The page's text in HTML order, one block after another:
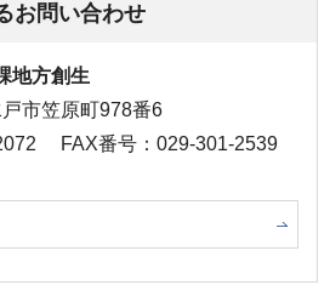
お問い合わせ
地方創生
市笠原町978番6
FAX番号：029-301-2539